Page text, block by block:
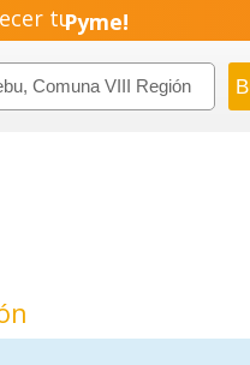
tuPyme!
Emprendimiento!